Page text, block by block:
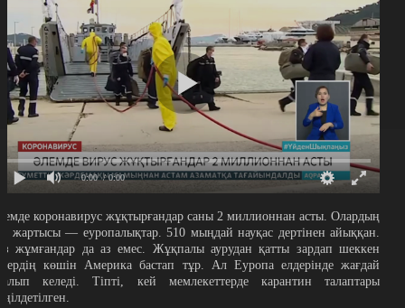
0:00 / 0:00
коронавирус жұқтырғандар саны 2 миллионнан асты. Олардың
жартысы — еуропалықтар. 510 мыңдай науқас дертінен айыққан.
жұмғандар да аз емес. Жұқпалы аурудан қатты зардап шеккен
көшін Америка бастап тұр. Ал Еуропа елдерінде жағдай
келеді. Тіпті, кей мемлекеттерде карантин талаптары